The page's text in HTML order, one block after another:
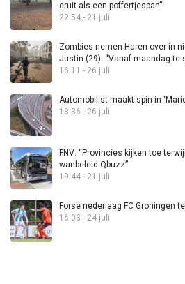
eruit als een poffertjespan”
22:54 - 21 juli
Zombies nemen Haren over in
Justin (29): “Vanaf maandag te
16:11 - 26 juli
Automobilist maakt spin in
13:36 - 26 juli
FNV: “Provincies kijken toe
wanbeleid Qbuzz”
19:44 - 21 juli
Forse nederlaag FC Groningen
16:03 - 24 juli